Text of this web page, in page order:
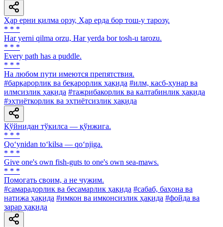
Ҳар ерни қилма орзу, Ҳар ерда бор тош-у тарозу.
* * *
Har yerni qilma orzu, Har yerda bor tosh-u tarozu.
* * *
Every path has a puddle.
* * *
Ha любом пути имеются препятствия.
#барқарорлик ва беқарорлик ҳақида #илм, касб-ҳунар ва
илмсизлик ҳақида #тажрибакорлик ва калтабинлик ҳақида
#эҳтиёткорлик ва эҳтиётсизлик ҳақида
Қўйнидан тўкилса — қўнжига.
* * *
Qo‘ynidan to‘kilsa — qo‘njiga.
* * *
Give one's own fish-guts to one's own sea-maws.
* * *
Помогать своим, а не чужим.
#самарадорлик ва бесамарлик ҳақида #сабаб, баҳона ва
натижа ҳақида #имкон ва имконсизлик ҳақида #фойда ва
зарар ҳақида